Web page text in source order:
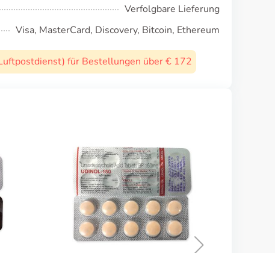
Verfolgbare Lieferung
Visa, MasterCard, Discovery, Bitcoin, Ethereum
für Bestellungen über € 172
Serc